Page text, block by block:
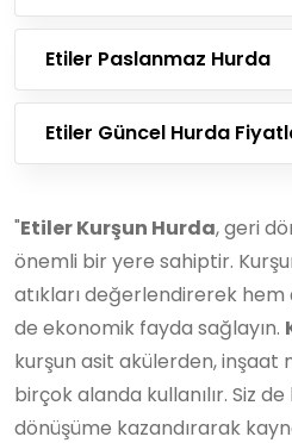
Etiler Paslanmaz Hurda
Etiler Güncel Hurda
"Etiler Kurşun Hurda, geri
önemli bir yere sahiptir.
atıkları değerlendirerek
de ekonomik fayda sağlayın.
kurşun asit akülerden,
birçok alanda kullanılır. Siz
dönüşüme kazandırarak